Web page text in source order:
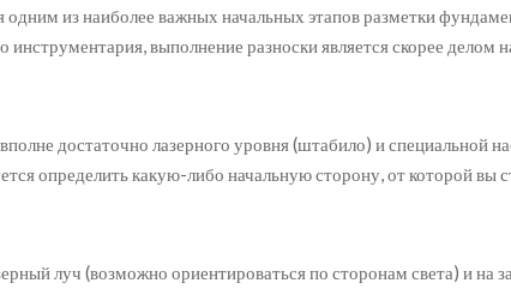
одним из наиболее важных начальных этапов разметки
инструментария, выполнение разноски является скорее
достаточно лазерного уровня (штабило) и специальной
определить какую-либо начальную сторону, от которой
луч (возможно ориентироваться по сторонам света) и на